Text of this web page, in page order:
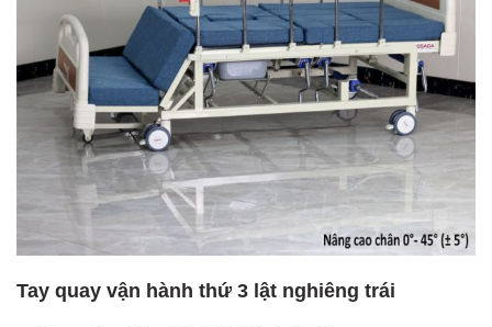
Tay quay vận hành thứ 3 lật nghiêng trái